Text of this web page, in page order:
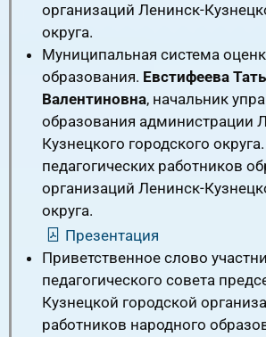
организаций Ленинск-
округа.
Муниципальная система
образования. Евстифеева
Валентиновна, начальник
образования администрации
Кузнецкого городского
педагогических работников
организаций Ленинск-
округа.
Презентация
Приветственное слово
педагогического совета
Кузнецкой городской
работников народного